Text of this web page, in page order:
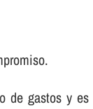
gastos y